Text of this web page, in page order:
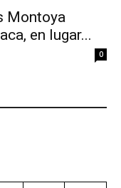
Montoya
en lugar...
0